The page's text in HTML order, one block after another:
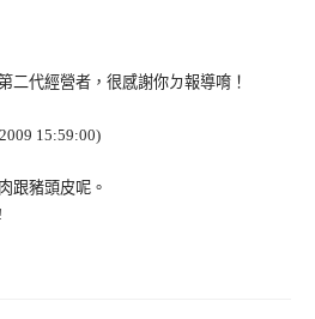
二代經營者，很感謝你ㄉ報導唷！
15:59:00)
跟豬頭皮呢。